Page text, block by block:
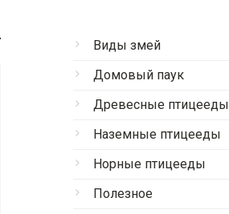
Виды змей
Домовый паук
Древесные птицееды
Наземные птицееды
Норные птицееды
Полезное